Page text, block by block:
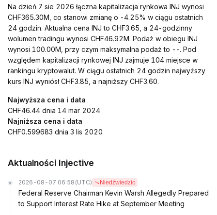
Na dzień 7 sie 2026 łączna kapitalizacja rynkowa INJ wynosi
CHF365.30M, co stanowi zmianę o -4.25% w ciągu ostatnich
24 godzin. Aktualna cena INJ to CHF3.65, a 24-godzinny
wolumen tradingu wynosi CHF46.92M. Podaż w obiegu INJ
wynosi 100.00M, przy czym maksymalna podaż to --. Pod
względem kapitalizacji rynkowej INJ zajmuje 104 miejsce w
rankingu kryptowalut. W ciągu ostatnich 24 godzin najwyższy
kurs INJ wyniósł CHF3.85, a najniższy CHF3.60.
Najwyższa cena i data
CHF46.44 dnia 14 mar 2024
Najniższa cena i data
CHF0.599683 dnia 3 lis 2020
Aktualności Injective
2026-08-07 06:58 (UTC) Niedźwiedzio
Federal Reserve Chairman Kevin Warsh Allegedly Prepared
to Support Interest Rate Hike at September Meeting